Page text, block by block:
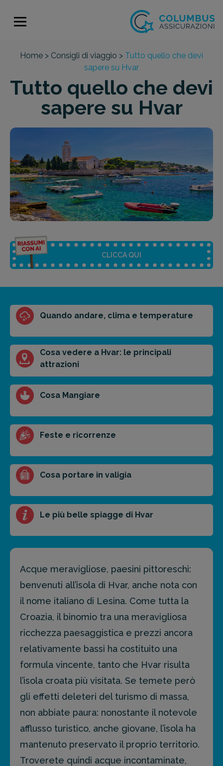
Home > Consigli di viaggio > Tutto quello che devi
sapere su Hvar
Tutto quello che devi
sapere su Hvar
CLICCA QUI
Riassunto dell'articolo
Scegli il formato del riassunto
Breve Medio Punti chiave
prossima destinazione di viaggio.
FAI PREVENTIVO
Quando andare, clima e temperature
Cosa vedere a Hvar: le principali
attrazioni
Cosa Mangiare
Feste e ricorrenze
Cosa portare in valigia
Le più belle spiagge di Hvar
Acque meravigliose, paesini pittoreschi:
benvenuti all’isola di Hvar, anche nota con
il nome italiano di Lesina. Come tutta la
Croazia, il binomio tra una meravigliosa
ricchezza paesaggistica e prezzi ancora
relativamente bassi ha costituito una
formula vincente, tanto che Hvar risulta
l’isola croata più visitata. Se temete però
gli effetti deleteri del turismo di massa,
non abbiate paura: nonostante il notevole
afflusso turistico, anche giovane, l’isola ha
mantenuto preservato il proprio territorio.
Troverete quindi acque incontaminate,